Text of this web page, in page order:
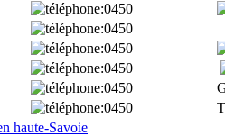
:0450
:0450
:0450
:0450
:0450
:0450
haute-Savoie